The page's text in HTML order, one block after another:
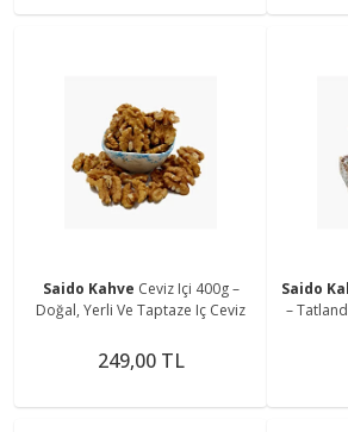
Saido Kahve Ceviz Içi 400g –
Doğal, Yerli Ve Taptaze Iç Ceviz
249,00 TL
Saido
–